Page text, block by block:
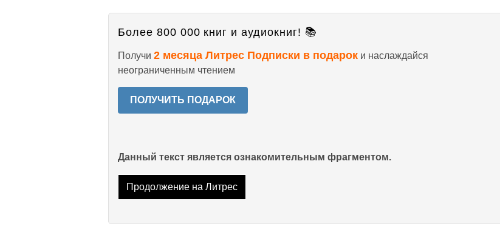
Более 800 000 книг и аудиокниг! 📚
Получи 2 месяца Литрес Подписки в подарок и наслаждайся
неограниченным чтением
ПОЛУЧИТЬ ПОДАРОК
Данный текст является ознакомительным фрагментом.
Продолжение на Литрес